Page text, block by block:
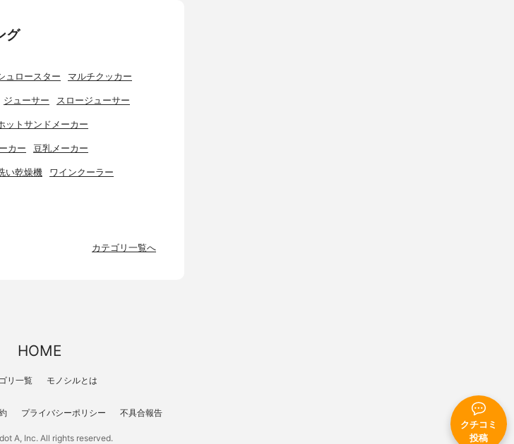
クチコミ
投稿
グ
ュロースター マルチクッカー
ジューサー スロージューサー
ットサンドメーカー
カー 豆乳メーカー
い乾燥機 ワインクーラー
カテゴリ一覧へ
HOME
リ一覧 モノシルとは
プライバシーポリシー 不具合報告
A, Inc. All rights reserved.